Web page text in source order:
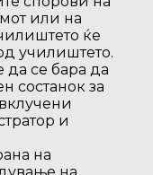
или на
ќе
училиштето.
да се бара да
состанок за
и
на